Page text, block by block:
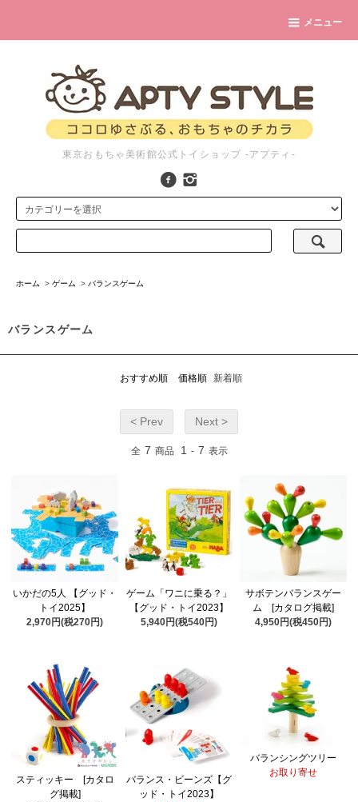
メニュー
東京おもちゃ美術館公式トイショップ -アプティ-
ホーム > ゲーム > バランスゲーム
バランスゲーム
おすすめ順 価格順 新着順
< Prev Next >
全 7 商品 1 - 7 表示
いかだの5人 【グッド・
トイ2025】
2,970円(税270円)
ゲーム「ワニに乗る？」
【グッド・トイ2023】
5,940円(税540円)
サボテンバランスゲー
ム [カタログ掲載]
4,950円(税450円)
スティッキー [カタロ
グ掲載]
バランス・ビーンズ【グ
ッド・トイ2023】
バランシングツリー
お取り寄せ